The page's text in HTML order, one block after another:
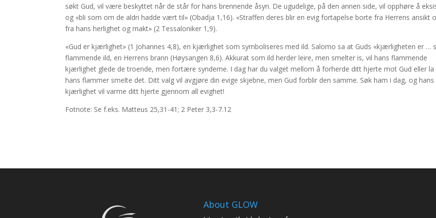
søkt Gud, vil være beskyttet når de står for hans brennende åsyn. De ugudelige, på den annen side, vil opphøre å
og «bli som om de aldri hadde vært til» (Obadja 1,16). «Straffen deres blir en evig fortapelse borte fra Herrens ansikt
fra hans herlighet og makt» (2 Tessaloniker 1,9).
«Gud er kjærlighet» (1 Johannes 4,8), en kjærlighet som symboliseres med ild. Salomo sa at Guds «kjærligheten er …
flammende ild, en Herrens brann (Høysangen 8,6). Akkurat som ild herder leire, men smelter is, vil hans flammende
kjærlighet glede de troende, men fortære synderne. I dag har du valget mellom å forherde ditt hjerte mot Gud eller la
hans flammer smelte det. Ditt valg vil avgjøre din evige skjebne, men Gud forblir den samme. Søk ham i dag, og hans
kjærlighet vil varme ditt hjerte gjennom all evighet!
Fotnote: Se f.eks. Matteus 25,31-41; 2 Peter 3,3-7.12
About GLOW